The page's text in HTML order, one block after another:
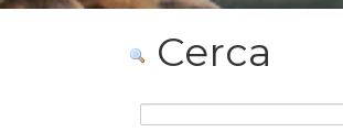
Cerca